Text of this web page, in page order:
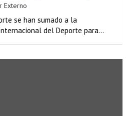
Externo
se han sumado a la
del Deporte para…